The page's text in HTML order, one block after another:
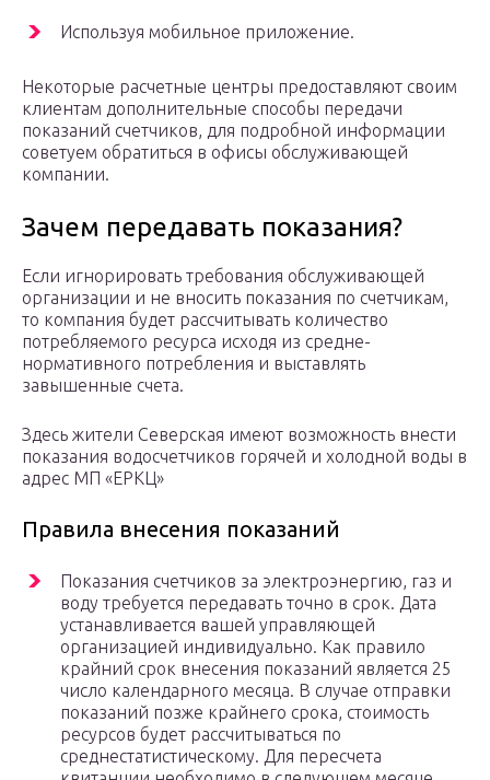
Используя мобильное приложение.
Некоторые расчетные центры предоставляют своим
клиентам дополнительные способы передачи
показаний счетчиков, для подробной информации
советуем обратиться в офисы обслуживающей
компании.
Зачем передавать показания?
Если игнорировать требования обслуживающей
организации и не вносить показания по счетчикам,
то компания будет рассчитывать количество
потребляемого ресурса исходя из средне-
нормативного потребления и выставлять
завышенные счета.
Здесь жители Северская имеют возможность внести
показания водосчетчиков горячей и холодной воды в
адрес МП «ЕРКЦ»
Правила внесения показаний
Показания счетчиков за электроэнергию, газ и
воду требуется передавать точно в срок. Дата
устанавливается вашей управляющей
организацией индивидуально. Как правило
крайний срок внесения показаний является 25
число календарного месяца. В случае отправки
показаний позже крайнего срока, стоимость
ресурсов будет рассчитываться по
среднестатистическому. Для пересчета